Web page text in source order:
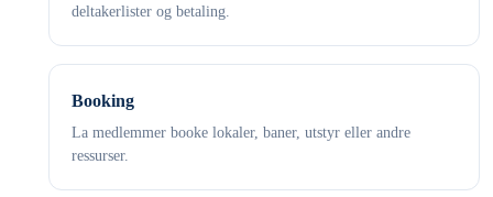
deltakerlister og betaling.
Booking
La medlemmer booke lokaler, baner, utstyr eller andre
ressurser.